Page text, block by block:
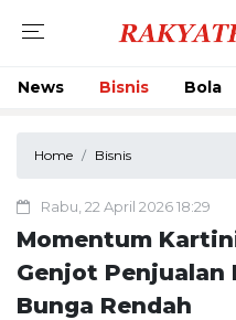
News Bisnis Bola
Home Bisnis
Rabu, 22 April 2026 18:29
Momentum
Genjot Penjualan
Bunga Rendah